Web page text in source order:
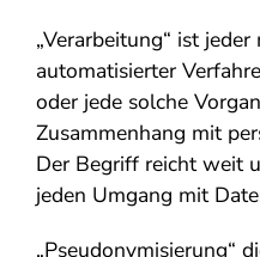
„Verarbeitung“ ist
automatisierter
oder jede solche
Zusammenhang mit
Der Begriff reicht weit
jeden Umgang mit
„Pseudonymisierung“